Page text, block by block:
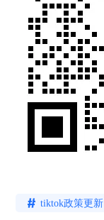
tiktok政策更新